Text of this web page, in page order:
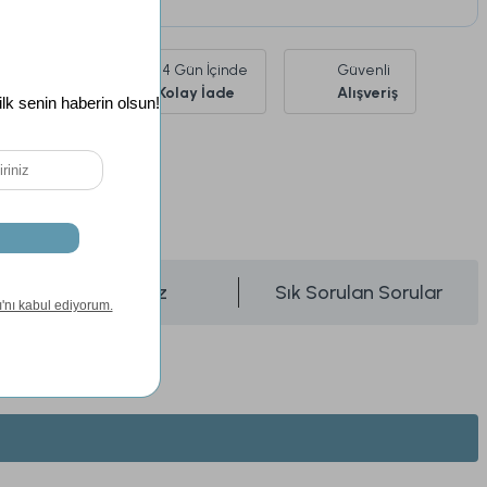
Kargo
14 Gün İçinde
Kolay İade
Güvenli
Alışveriş
24 Ay
Önerileriniz Sık Sorulan Sorular